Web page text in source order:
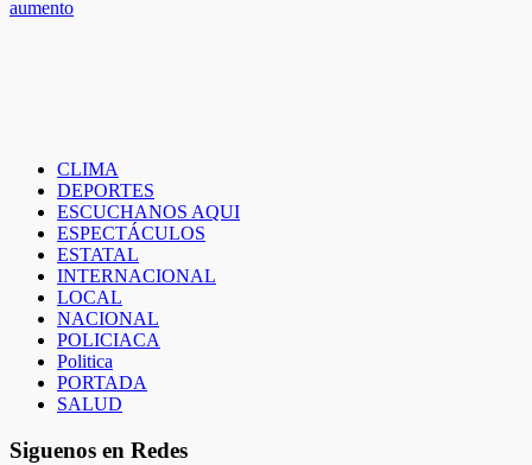
entradas
aumento
CLIMA
DEPORTES
ESCUCHANOS AQUI
ESPECTÁCULOS
ESTATAL
INTERNACIONAL
LOCAL
NACIONAL
POLICIACA
Politica
PORTADA
SALUD
Siguenos en Redes